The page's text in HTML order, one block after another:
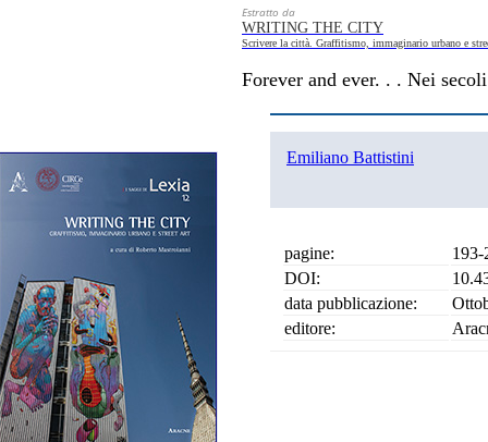
Estratto da
WRITING THE CITY
Scrivere la città. Graffitismo, immaginario urbano e
Forever and ever. . . Nei
Emiliano Battistini
pagine:
193-
DOI:
data pubblicazione:
editore: